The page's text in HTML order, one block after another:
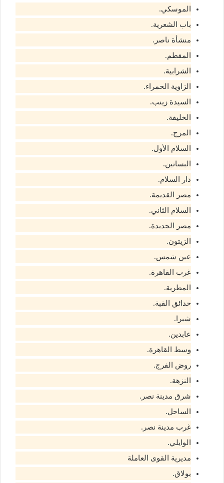
الموسكي.
باب الشعرية.
منشأة ناصر.
المقطم.
الشرابية.
الزاوية الحمراء.
السيدة زينب.
الخليفة.
المرج.
السلام الأول.
البساتين.
دار السلام.
مصر القديمة.
السلام الثاني.
مصر الجديدة.
الزيتون.
عين شمس.
غرب القاهرة.
المطرية.
حدائق القبة.
شبرا.
عابدين.
وسط القاهرة.
روض الفرج.
النزهة.
شرق مدينة نصر.
الساحل.
غرب مدينة نصر.
الوايلي.
مديرية القوى العاملة
بولاق.